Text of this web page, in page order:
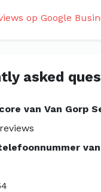
op Google
asked
van Van Gorp
van